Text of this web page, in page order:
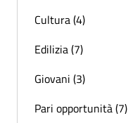
Cultura (4)
Edilizia (7)
Giovani (3)
Pari opportunità (7)